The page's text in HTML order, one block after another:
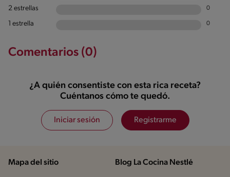
2 estrellas 0
1 estrella 0
Comentarios (0)
¿A quién consentiste con esta rica receta?
Cuéntanos cómo te quedó.
Iniciar sesión Registrarme
Mapa del sitio Blog La Cocina Nestlé